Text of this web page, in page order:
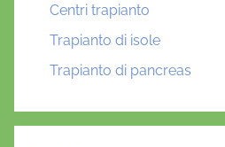
Centri trapianto
Trapianto di isole
Trapianto di pancreas